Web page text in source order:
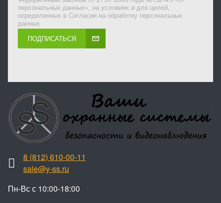
персональных данных», на условиях и для целей,
определенных в Согласии на обработку персональных
данных
ПОДПИСАТЬСЯ
8 (812) 610-00-11
sale@y-ss.ru
Пн-Вс с 10:00-18:00